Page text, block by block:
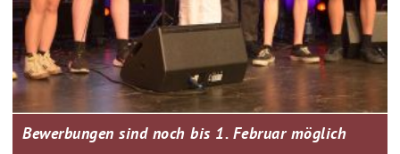
Bewerbungen sind noch bis 1. Februar möglich